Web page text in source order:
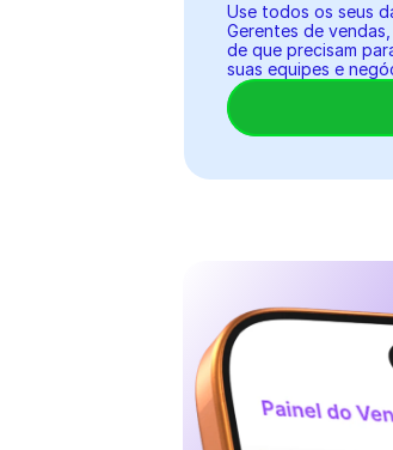
Use todos os seus
Gerentes de
de que precisam
suas equipes e